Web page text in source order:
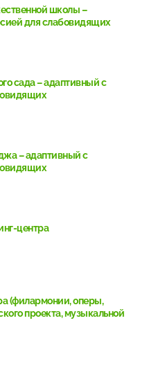
школы –
для слабовидящих
сада – адаптивный с
– адаптивный с
центра
(филармонии, оперы,
проекта, музыкальной